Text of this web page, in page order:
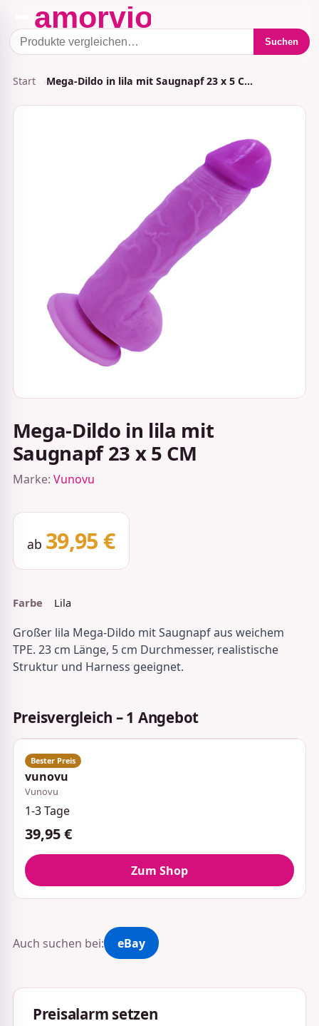
Suchen
Start Mega-Dildo in lila mit Saugnapf 23 x 5 C…
Mega-Dildo in lila mit
Saugnapf 23 x 5 CM
Marke: Vunovu
ab 39,95 €
Farbe Lila
Großer lila Mega-Dildo mit Saugnapf aus weichem
TPE. 23 cm Länge, 5 cm Durchmesser, realistische
Struktur und Harness geeignet.
Preisvergleich – 1 Angebot
vunovu
Vunovu
1-3 Tage
39,95 €
Zum Shop
Auch suchen bei: eBay
Preisalarm setzen